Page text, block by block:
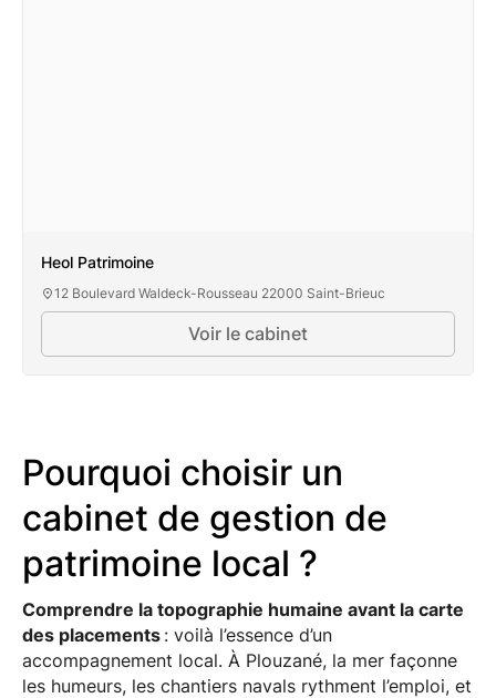
Heol Patrimoine
12 Boulevard Waldeck-Rousseau 22000 Saint-Brieuc
Voir le cabinet
Pourquoi choisir un
cabinet de gestion de
patrimoine local ?
Comprendre la topographie humaine avant la carte
des placements: voilà l’essence d’un
accompagnement local. À Plouzané, la mer façonne
les humeurs, les chantiers navals rythment l’emploi, et